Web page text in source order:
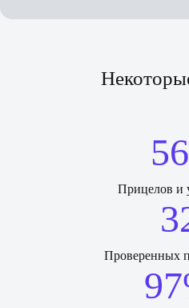
Прицелов и
Проверенных